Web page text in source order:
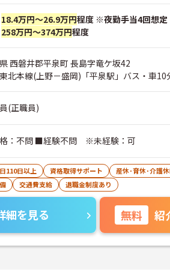
18.4万円～26.9万円程度 ※夜勤手当4回想定
258万円～374万円程度
西磐井郡平泉町 長島字竜ケ坂42
北本線(上野－盛岡)「平泉駅」バス・車10
(正職員)
：不問 ■経験不問 ※未経験：可
110日以上 資格取得サポート
産休･育休･介護
交通費支給 退職金制度あり
細を見る 無料 紹